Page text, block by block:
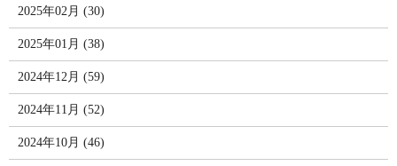
2025年02月 (30)
2025年01月 (38)
2024年12月 (59)
2024年11月 (52)
2024年10月 (46)